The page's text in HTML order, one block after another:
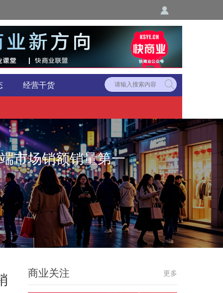
经营干货
市场销额销量第一
商业关注 更多